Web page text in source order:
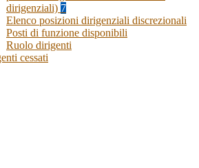
dirigenziali) 7
Elenco posizioni dirigenziali discrezionali
Posti di funzione disponibili
Ruolo dirigenti
cessati